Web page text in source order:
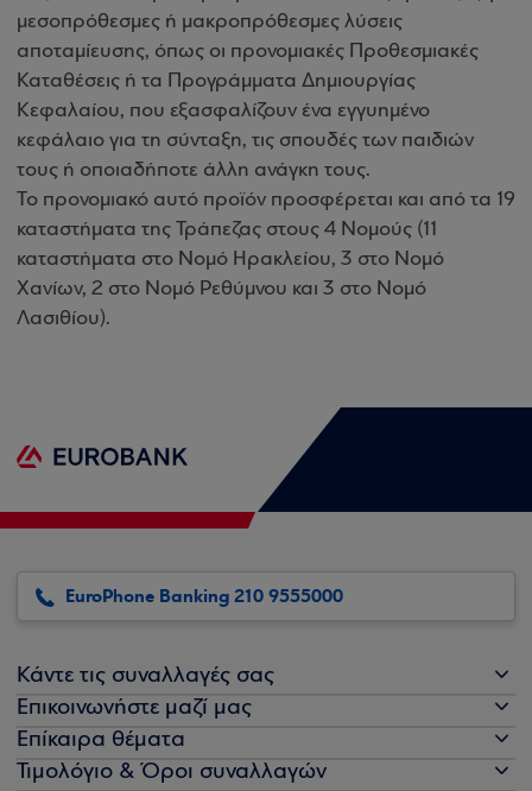
μεσοπρόθεσμες ή μακροπρόθεσμες λύσεις
αποταμίευσης, όπως οι προνομιακές Προθεσμιακές
Καταθέσεις ή τα Προγράμματα Δημιουργίας
Κεφαλαίου, που εξασφαλίζουν ένα εγγυημένο
κεφάλαιο για τη σύνταξη, τις σπουδές των παιδιών
τους ή οποιαδήποτε άλλη ανάγκη τους.
Το προνομιακό αυτό προϊόν προσφέρεται και από τα 19
καταστήματα της Τράπεζας στους 4 Νομούς (11
καταστήματα στο Νομό Ηρακλείου, 3 στο Νομό
Χανίων, 2 στο Νομό Ρεθύμνου και 3 στο Νομό
Λασιθίου).
EuroPhone Banking 210 9555000
Κάντε τις συναλλαγές σας
Επικοινωνήστε μαζί μας
Επίκαιρα θέματα
Τιμολόγιο & Όροι συναλλαγών